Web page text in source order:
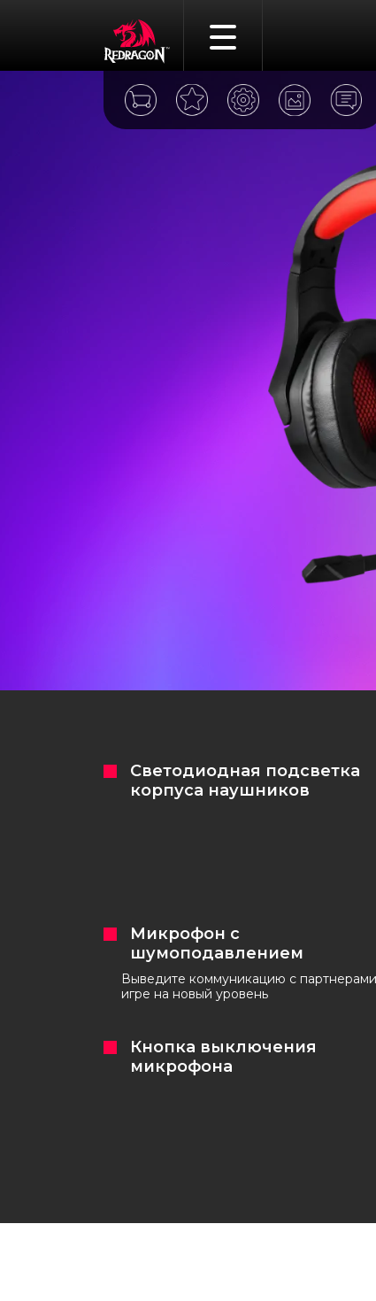
Игровые мыши
Игровые гарнитуры
Акустические системы
Игровые наборы
Игровые стрим
Игровые ковры
Светодиодная подсветка
корпуса наушников
Микрофон с
шумоподавлением
Выведите коммуникацию с
игре на новый уровень
Кнопка выключения
микрофона